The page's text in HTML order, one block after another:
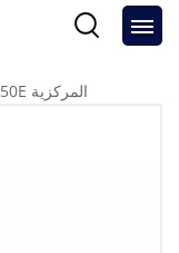
وحدة هيما F8650E المركزية